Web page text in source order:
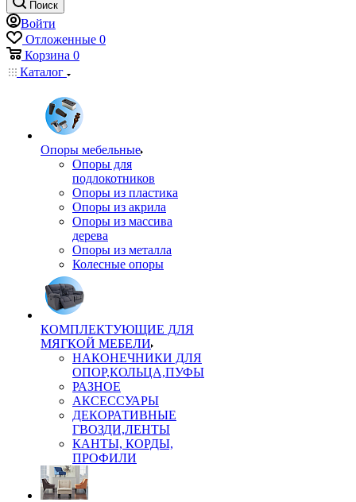
Поиск
Войти
Отложенные 0
Корзина 0
Каталог
Опоры мебельные
Опоры для
подлокотников
Опоры из пластика
Опоры из акрила
Опоры из массива
дерева
Опоры из металла
Колесные опоры
КОМПЛЕКТУЮЩИЕ ДЛЯ
МЯГКОЙ МЕБЕЛИ
НАКОНЕЧНИКИ ДЛЯ
ОПОР,КОЛЬЦА,ПУФЫ
РАЗНОЕ
АКСЕССУАРЫ
ДЕКОРАТИВНЫЕ
ГВОЗДИ,ЛЕНТЫ
КАНТЫ, КОРДЫ,
ПРОФИЛИ